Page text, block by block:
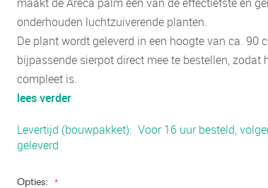
onderhouden luchtzuiverende planten.
De plant wordt geleverd in een hoogte van ca. 90
bijpassende sierpot direct mee te bestellen, zodat
compleet is.
lees verder
Levertijd (bouwpakket) Voor 16 uur besteld,
geleverd
Opties: